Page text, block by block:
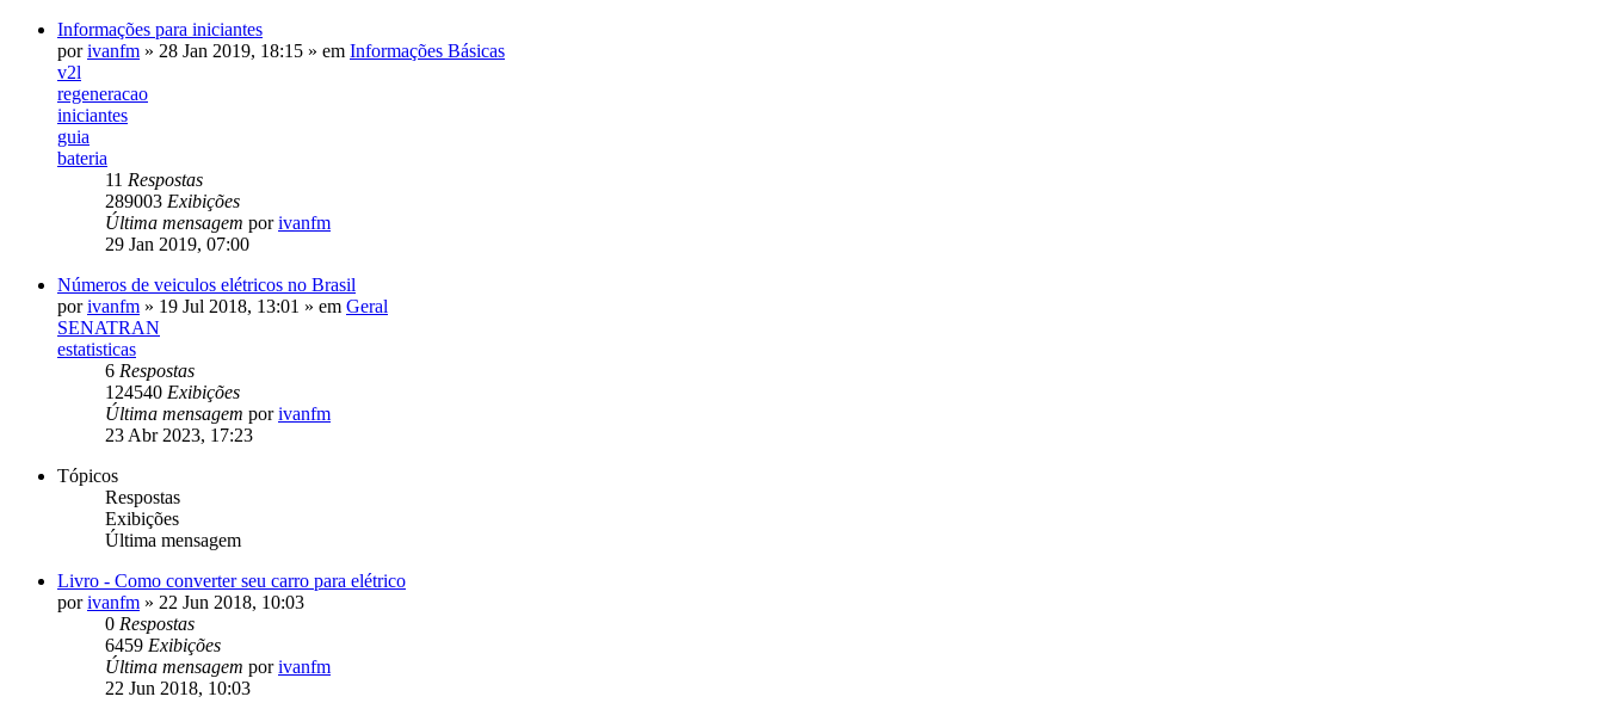
Informações para iniciantes
porivanfm » 28 Jan 2019, 18:15 » em Informações Básicas
v2l
regeneracao
iniciantes
guia
bateria
11 Respostas
289003 Exibições
Última mensagem porivanfm
29 Jan 2019, 07:00
Números de veiculos elétricos no Brasil
porivanfm » 19 Jul 2018, 13:01 » em Geral
SENATRAN
estatisticas
6 Respostas
124540 Exibições
Última mensagem porivanfm
23 Abr 2023, 17:23
Tópicos
Respostas
Exibições
Última mensagem
Livro - Como converter seu carro para elétrico
porivanfm » 22 Jun 2018, 10:03
0 Respostas
6459 Exibições
Última mensagem porivanfm
22 Jun 2018, 10:03